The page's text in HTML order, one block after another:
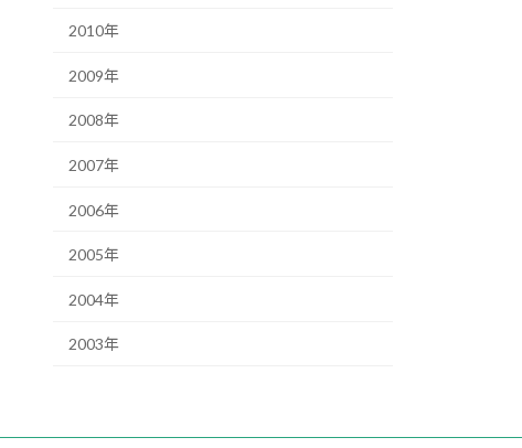
2010年
2009年
2008年
2007年
2006年
2005年
2004年
2003年